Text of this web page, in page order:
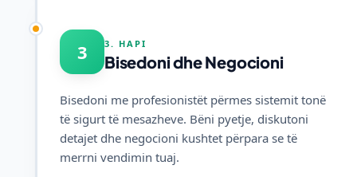
3 3. HAPI
Bisedoni dhe Negocioni
Bisedoni me profesionistët përmes sistemit tonë
të sigurt të mesazheve. Bëni pyetje, diskutoni
detajet dhe negocioni kushtet përpara se të
merrni vendimin tuaj.